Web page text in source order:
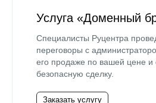
Услуга «Доменный
Специалисты Руцентра
переговоры с
его продаже по вашей цене и
безопасную сделку.
Заказать услугу